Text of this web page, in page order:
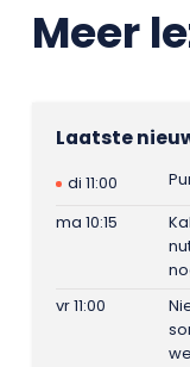
Meer
Laatste
di 11:00
ma 10:15
vr 11:00